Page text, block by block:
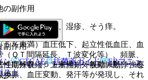
副作用
％未満）発疹、湿疹、そう痒。
％未満）血圧低下、起立性低血圧、血
ＱＴ間隔延長、Ｔ波変化等）、頻脈、
性期外収縮、上室性期外収縮、動悸、心
少。
作用
症候群（５％未満）：無動緘黙、強度
頻脈、血圧変動、発汗等が発現し、それ
ン CTCAE 抗菌薬ガイド
ERマニュ
スト